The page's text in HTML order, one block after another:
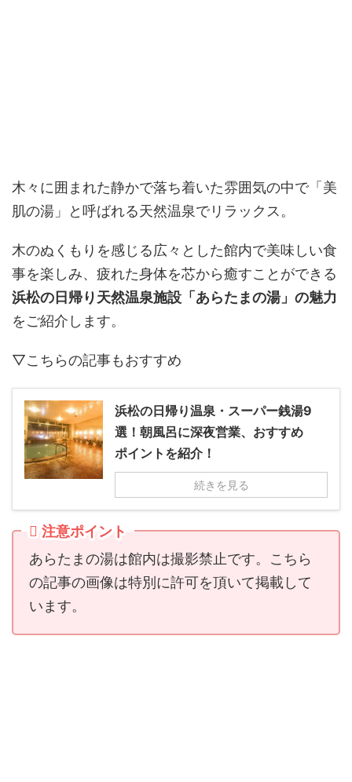
木々に囲まれた静かで落ち着いた雰囲気の中で「美
肌の湯」と呼ばれる天然温泉でリラックス。
木のぬくもりを感じる広々とした館内で美味しい食
事を楽しみ、疲れた身体を芯から癒すことができる
浜松の日帰り天然温泉施設「あらたまの湯」の魅力
をご紹介します。
▽こちらの記事もおすすめ
浜松の日帰り温泉・スーパー銭湯9
選！朝風呂に深夜営業、おすすめ
ポイントを紹介！
続きを見る
注意ポイント
あらたまの湯は館内は撮影禁止です。こちら
の記事の画像は特別に許可を頂いて掲載して
います。